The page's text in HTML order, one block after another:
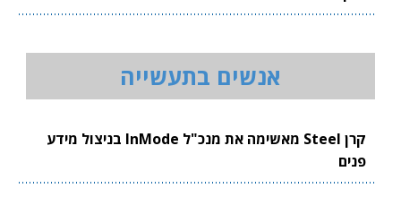
אנשים בתעשייה
קרן Steel מאשימה את מנכ"ל InMode בניצול מידע
פנים